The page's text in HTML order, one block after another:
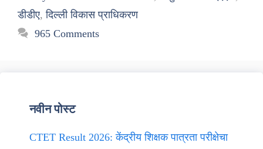
डीडीए,दिल्ली विकास प्राधिकरण
965 Comments
नवीन पोस्ट
CTET Result 2026: केंद्रीय शिक्षक पात्रता परीक्षेचा